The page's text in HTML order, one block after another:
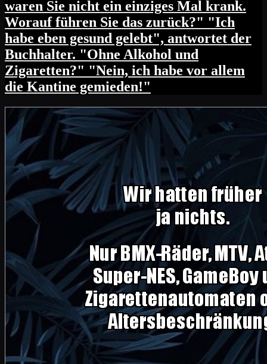
waren Sie nicht ein einziges Mal krank.
Worauf führen Sie das zurück?" "Ich
habe eben gesund gelebt", antwortet der
Buchhalter. "Ohne Alkohol und
Zigaretten?" "Nein, ich habe vor allem
die Kantine gemieden!"